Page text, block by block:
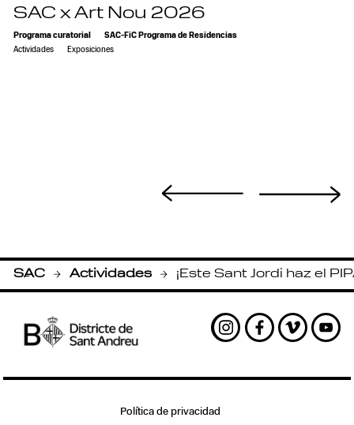
SAC
- Actividades
- ¡Este Sant Jordi haz el
SAC x Art Nou 2026
Programa curatorial
SAC-FiC Programa de Residencias
Actividades
Exposiciones
Instagram
Facebook
Vimeo
Política de privacidad